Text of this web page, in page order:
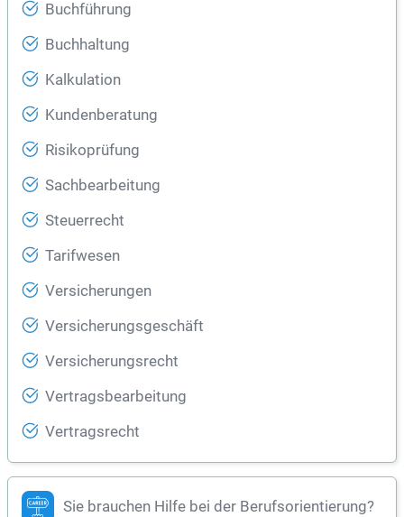
Buchführung
Buchhaltung
Kalkulation
Kundenberatung
Risikoprüfung
Sachbearbeitung
Steuerrecht
Tarifwesen
Versicherungen
Versicherungsgeschäft
Versicherungsrecht
Vertragsbearbeitung
Vertragsrecht
Sie brauchen Hilfe bei der Berufsorientierung?